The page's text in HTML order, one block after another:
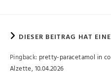
DIESER BEITRAG HAT
Pingback: pretty-paracetamol in
Alzette, 10.04.2026